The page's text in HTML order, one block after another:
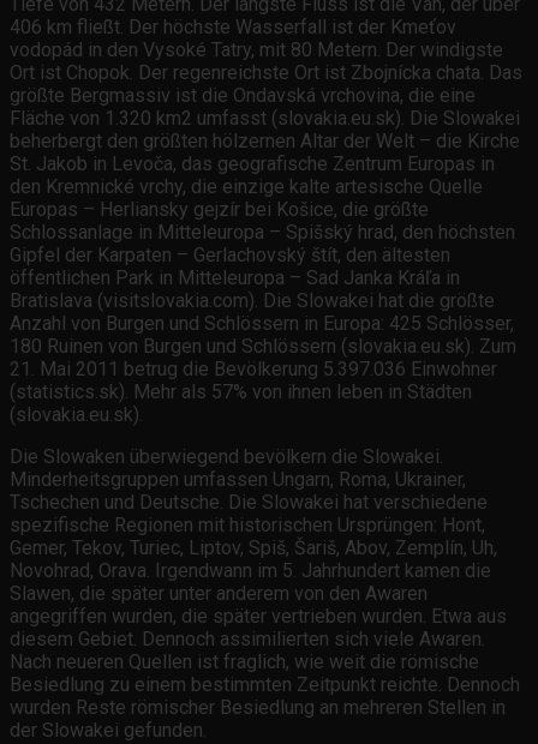
406 km fließt. Der höchste Wasserfall ist der Kmeťov
vodopád in den Vysoké Tatry, mit 80 Metern. Der windigste
Ort ist Chopok. Der regenreichste Ort ist Zbojnícka chata. Das
größte Bergmassiv ist die Ondavská vrchovina, die eine
Fläche von 1.320 km2 umfasst (slovakia.eu.sk). Die Slowakei
beherbergt den größten hölzernen Altar der Welt – die Kirche
St. Jakob in Levoča, das geografische Zentrum Europas in
den Kremnické vrchy, die einzige kalte artesische Quelle
Europas – Herliansky gejzír bei Košice, die größte
Schlossanlage in Mitteleuropa – Spišský hrad, den höchsten
Gipfel der Karpaten – Gerlachovský štít, den ältesten
öffentlichen Park in Mitteleuropa – Sad Janka Kráľa in
Bratislava (visitslovakia.com). Die Slowakei hat die größte
Anzahl von Burgen und Schlössern in Europa: 425 Schlösser,
180 Ruinen von Burgen und Schlössern (slovakia.eu.sk). Zum
21. Mai 2011 betrug die Bevölkerung 5.397.036 Einwohner
(statistics.sk). Mehr als 57% von ihnen leben in Städten
(slovakia.eu.sk).
Die Slowaken überwiegend bevölkern die Slowakei.
Minderheitsgruppen umfassen Ungarn, Roma, Ukrainer,
Tschechen und Deutsche. Die Slowakei hat verschiedene
spezifische Regionen mit historischen Ursprüngen: Hont,
Gemer, Tekov, Turiec, Liptov, Spiš, Šariš, Abov, Zemplín, Uh,
Novohrad, Orava. Irgendwann im 5. Jahrhundert kamen die
Slawen, die später unter anderem von den Awaren
angegriffen wurden, die später vertrieben wurden. Etwa aus
diesem Gebiet. Dennoch assimilierten sich viele Awaren.
Nach neueren Quellen ist fraglich, wie weit die römische
Besiedlung zu einem bestimmten Zeitpunkt reichte. Dennoch
wurden Reste römischer Besiedlung an mehreren Stellen in
der Slowakei gefunden.